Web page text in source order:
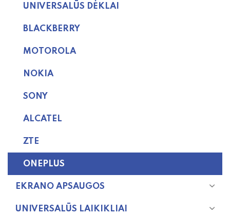
UNIVERSALŪS DĖKLAI
BLACKBERRY
MOTOROLA
NOKIA
SONY
ALCATEL
ZTE
ONEPLUS
EKRANO APSAUGOS
UNIVERSALŪS LAIKIKLIAI